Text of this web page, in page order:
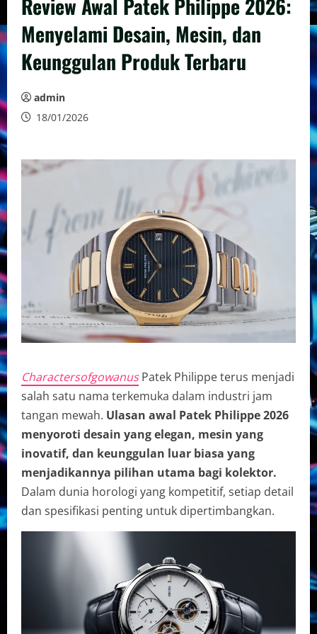
Review Awal Patek Philippe 2026:
Menyelami Desain, Mesin, dan
Keunggulan Produk Terbaru
admin
18/01/2026
CharactersofgowanusPatek Philippe terus menjadi
salah satu nama terkemuka dalam industri jam
tangan mewah. Ulasan awal Patek Philippe 2026
menyoroti desain yang elegan, mesin yang
inovatif, dan keunggulan luar biasa yang
menjadikannya pilihan utama bagi kolektor.
Dalam dunia horologi yang kompetitif, setiap detail
dan spesifikasi penting untuk dipertimbangkan.